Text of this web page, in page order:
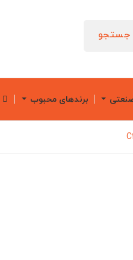
جستجو
برندهای محبوب